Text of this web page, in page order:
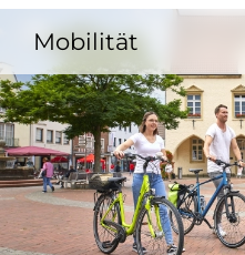
Mobilität